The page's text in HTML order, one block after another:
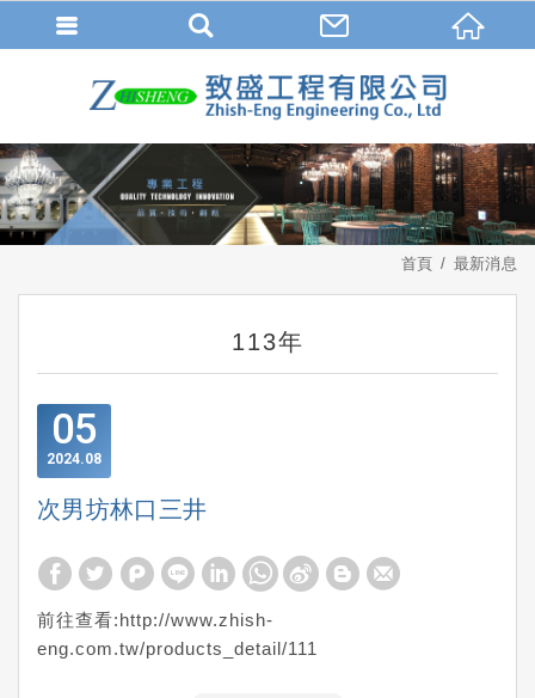
首頁 最新消息
113年
05
08
2024
次男坊林口三井
前往查看:http://www.zhish-
eng.com.tw/products_detail/111